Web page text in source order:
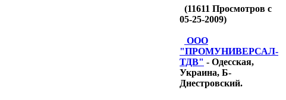
(11611 Просмотров с
05-25-2009)
OOO
"ПРОМУНИВЕРСАЛ-
ТДB" - Одесская,
Украина, Б-
Днестровский.